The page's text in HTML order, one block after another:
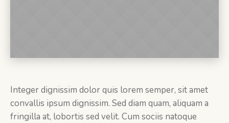
Integer dignissim dolor quis lorem semper, sit amet
convallis ipsum dignissim. Sed diam quam, aliquam a
fringilla at, lobortis sed velit. Cum sociis natoque